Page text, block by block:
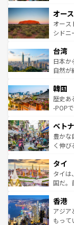
部のニ
文化が
しみな
ならではの
情報は
ワイ島
島だが
おすす
れるお
人々、
ク、伝
ワイを、存
はコン
オー
オース
シドニ
リアリ
ク）、
ど、見
いる。
ビング
い。オ
参照し
台湾
日本か
自然が
ン）、
と山間
驚きを
容にも
照して
韓国
歴史あ
-POP
き、地
できる
まで、
リティ
覧を参
ベト
豊かな
く伸び
急速な
ーチミ
醸し出
とつ。
ひ現地
が旅行
タイ
タイは
国だ。
の活気
帯で自
いビー
香港
アジア
もって